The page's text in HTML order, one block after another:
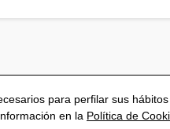
para perfilar sus
en la Política de